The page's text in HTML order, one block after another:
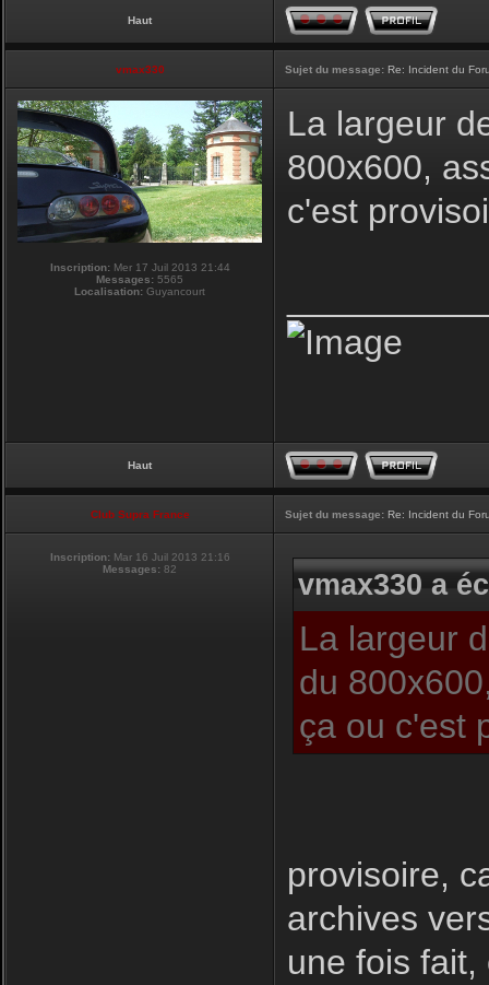
Haut
vmax330 Sujet du message: Re: Incident du
Inscription:Mer 17 Juil 2013 21:44
Messages: 5565
Localisation: Guyancourt
La largeur
800x600,
c'est
Haut
Club Supra France Sujet du message: Re: Incident du
Inscription: Mar 16 Juil 2013 21:16
Messages: 82 vmax330 a
La largeur
du
ça ou c'est
provisoire,
archives
une fois